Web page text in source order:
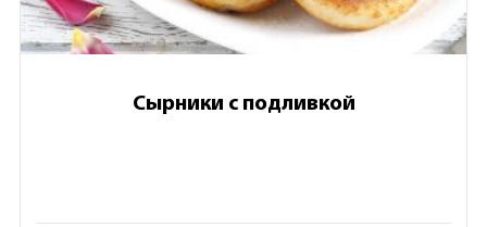
Сырники с подливкой